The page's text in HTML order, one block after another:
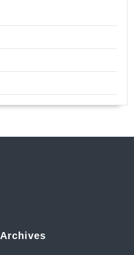
Archives